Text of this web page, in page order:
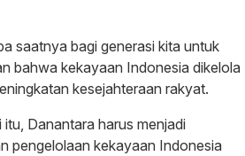
saatnya bagi generasi kita untuk
bahwa kekayaan Indonesia dikelola
kesejahteraan rakyat.
Danantara harus menjadi
pengelolaan kekayaan Indonesia